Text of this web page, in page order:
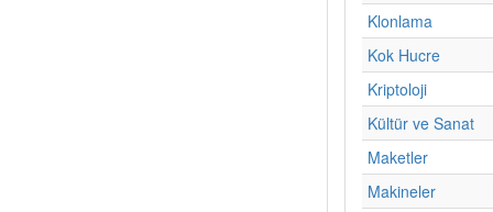
Klonlama
Kok Hucre
Kriptoloji
Kültür ve Sanat
Maketler
Makineler